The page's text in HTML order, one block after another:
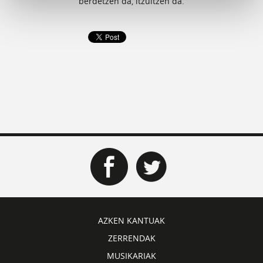
AZKEN KANTUAK
ZERRENDAK
MUSIKARIAK